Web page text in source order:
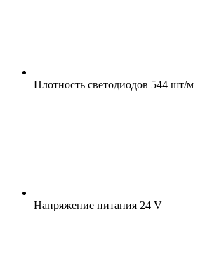
Плотность светодиодов 544 шт/м
Напряжение питания 24 V